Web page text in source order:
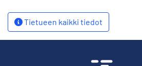
Tietueen kaikki tiedot